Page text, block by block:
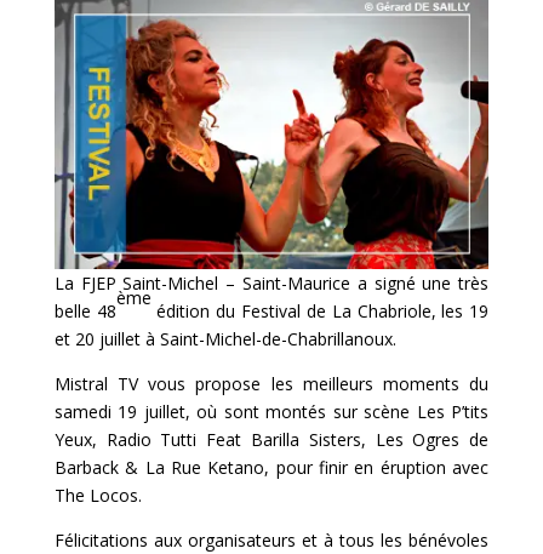
La FJEP Saint-Michel – Saint-Maurice a signé une très
belle 48
ème
édition du Festival de La Chabriole, les 19
et 20 juillet à Saint-Michel-de-Chabrillanoux.
Mistral TV vous propose les meilleurs moments du
samedi 19 juillet, où sont montés sur scène Les P’tits
Yeux, Radio Tutti Feat Barilla Sisters, Les Ogres de
Barback & La Rue Ketano, pour finir en éruption avec
The Locos.
Félicitations aux organisateurs et à tous les bénévoles